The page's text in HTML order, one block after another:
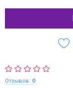
Отзывов: 0